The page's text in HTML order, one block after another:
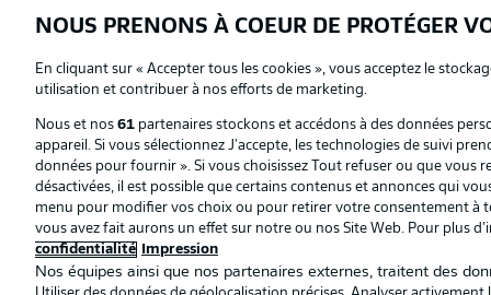
NOUS PRENONS À COEUR DE PROTÉGER
En cliquant sur « Accepter tous les cookies », vous acceptez le
utilisation et contribuer à nos efforts de marketing.
Nous et nos 61 partenaires stockons et accédons à des données
appareil. Si vous sélectionnez J'accepte, les technologies de suivi
données pour fournir ». Si vous choisissez Tout refuser ou que vous
désactivées, il est possible que certains contenus et annonces qui
menu pour modifier vos choix ou pour retirer votre consentement à
vous avez fait aurons un effet sur notre ou nos Site Web. Pour plus
confidentialité
Impression
Nos équipes ainsi que nos partenaires externes, traitent des